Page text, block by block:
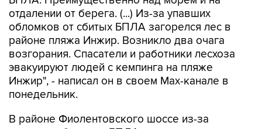
районе пляжа Инжир. Возникло два очага
возгорания. Спасатели и работники лесхоза
эвакуируют людей с кемпинга на пляже
Инжир", - написал он в своем Мах-канале в
понедельник.
В районе Фиолентовского шоссе из-за
автомобиля, добавил глава региона.